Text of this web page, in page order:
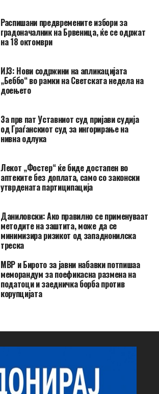
Распишани предвремените избори за
градоначалник на Брвеница, ќе се одржат
на 18 октомври
ИЈЗ: Нови содржини на апликацијата
„Беббо“ во рамки на Светската недела на
доењето
За прв пат Уставниот суд пријави судија
од Граѓанскиот суд за ингорирање на
нивна одлука
Лекот „Фостер“ ќе биде достапен во
аптеките без доплата, само со законски
утврдената партиципација
Даниловски: Ако правилно се применуваат
методите на заштита, може да се
минимизира ризикот од западнонилска
треска
МВР и Бирото за јавни набавки потпишаа
меморандум за поефикасна размена на
податоци и заедничка борба против
корупцијата